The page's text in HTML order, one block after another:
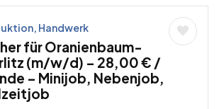
Handwerk
für Oranienbaum-
(m/w/d) – 28,00 € /
– Minijob, Nebenjob,